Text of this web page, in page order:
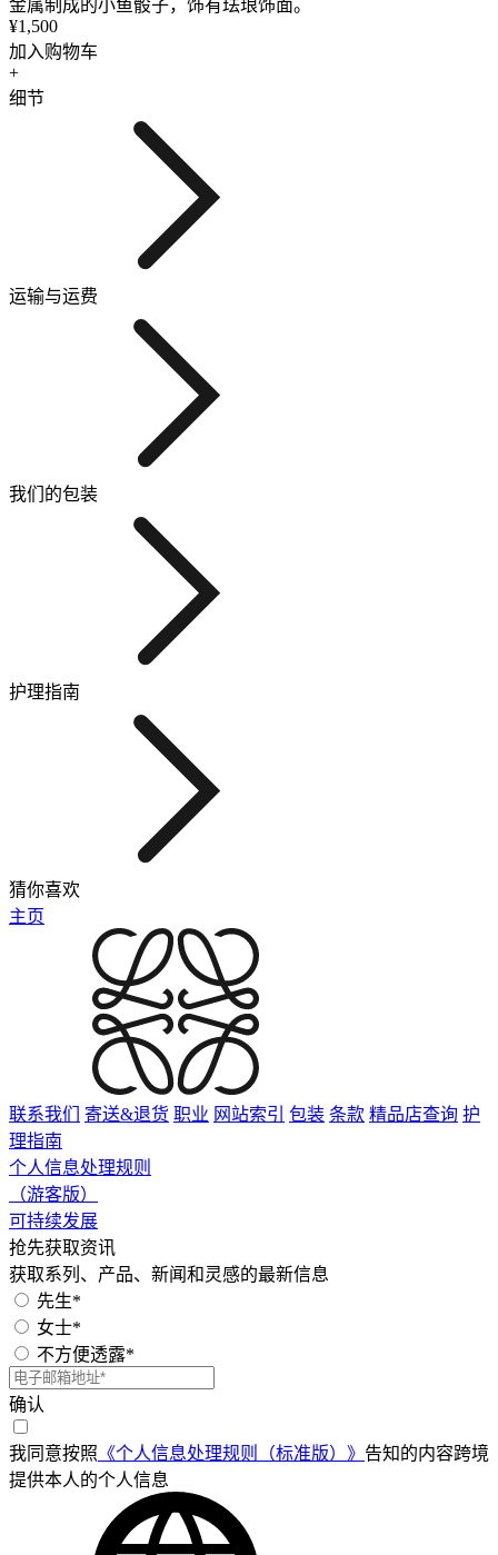
金属制成的小鱼骰子，饰有珐琅饰面。
¥1,500
加入购物车
+
细节
运输与运费
我们的包装
护理指南
猜你喜欢
主页
联系我们 寄送&退货 职业 网站索引 包装 条款 精品店查询 护
理指南
个人信息处理规则
（游客版）
可持续发展
抢先获取资讯
获取系列、产品、新闻和灵感的最新信息
先生*
女士*
不方便透露*
确认
我同意按照 《个人信息处理规则（标准版）》 告知的内容跨境
提供本人的个人信息